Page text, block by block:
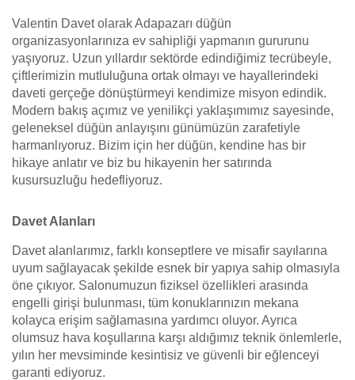
Valentin Davet olarak Adapazarı düğün
organizasyonlarınıza ev sahipliği yapmanın gururunu
yaşıyoruz. Uzun yıllardır sektörde edindiğimiz tecrübeyle,
çiftlerimizin mutluluğuna ortak olmayı ve hayallerindeki
daveti gerçeğe dönüştürmeyi kendimize misyon edindik.
Modern bakış açımız ve yenilikçi yaklaşımımız sayesinde,
geleneksel düğün anlayışını günümüzün zarafetiyle
harmanlıyoruz. Bizim için her düğün, kendine has bir
hikaye anlatır ve biz bu hikayenin her satırında
kusursuzluğu hedefliyoruz.
Davet Alanları
Davet alanlarımız, farklı konseptlere ve misafir sayılarına
uyum sağlayacak şekilde esnek bir yapıya sahip olmasıyla
öne çıkıyor. Salonumuzun fiziksel özellikleri arasında
engelli girişi bulunması, tüm konuklarınızın mekana
kolayca erişim sağlamasına yardımcı oluyor. Ayrıca
olumsuz hava koşullarına karşı aldığımız teknik önlemlerle,
yılın her mevsiminde kesintisiz ve güvenli bir eğlenceyi
garanti ediyoruz.